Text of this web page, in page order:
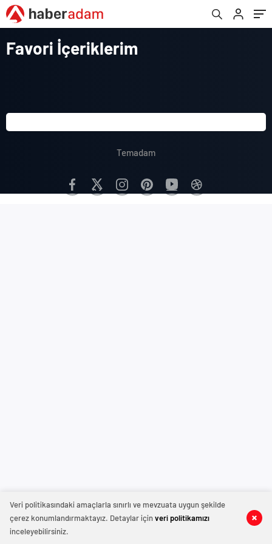
Favori İçeriklerim
Temadam
Veri politikasındaki amaçlarla sınırlı ve mevzuata uygun şekilde
çerez konumlandırmaktayız. Detaylar içinveri politikamızı
inceleyebilirsiniz.